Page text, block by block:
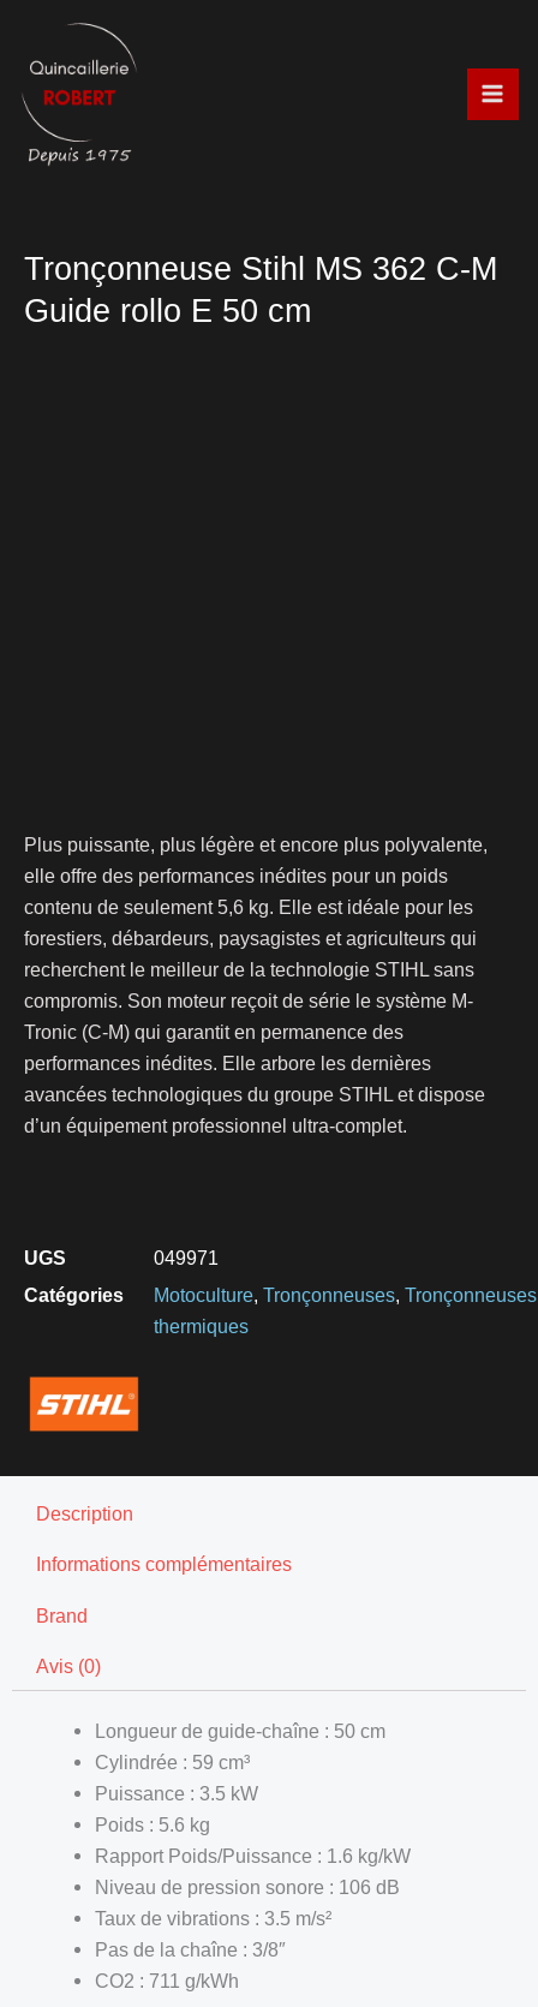
contenu
Tronçonneuse Stihl MS 362 C-M
Guide rollo E 50 cm
Plus puissante, plus légère et encore plus polyvalente,
elle offre des performances inédites pour un poids
contenu de seulement 5,6 kg. Elle est idéale pour les
forestiers, débardeurs, paysagistes et agriculteurs qui
recherchent le meilleur de la technologie STIHL sans
compromis. Son moteur reçoit de série le système M-
Tronic (C-M) qui garantit en permanence des
performances inédites. Elle arbore les dernières
avancées technologiques du groupe STIHL et dispose
d’un équipement professionnel ultra-complet.
UGS
049971
Catégories
Motoculture Tronçonneuses Tronçonneuses
thermiques
Description
Informations complémentaires
Brand
Avis (0)
Longueur de guide-chaîne : 50 cm
Cylindrée : 59 cm³
Puissance : 3.5 kW
Poids : 5.6 kg
Rapport Poids/Puissance : 1.6 kg/kW
Niveau de pression sonore : 106 dB
Taux de vibrations : 3.5 m/s²
Pas de la chaîne : 3/8″
CO2 : 711 g/kWh